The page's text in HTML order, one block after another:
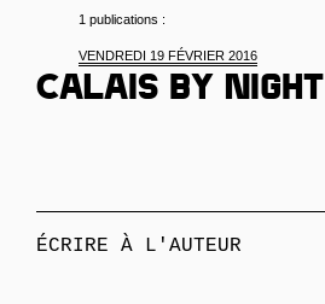
1 publications :
VENDREDI 19 FÉVRIER 2016
Calais by night
ÉCRIRE À L'AUTEUR